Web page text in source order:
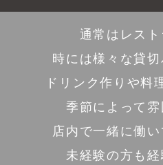
通常はレスト
時には様々な貸
ドリンク作りや料
季節によって
店内で一緒に働
未経験の方も